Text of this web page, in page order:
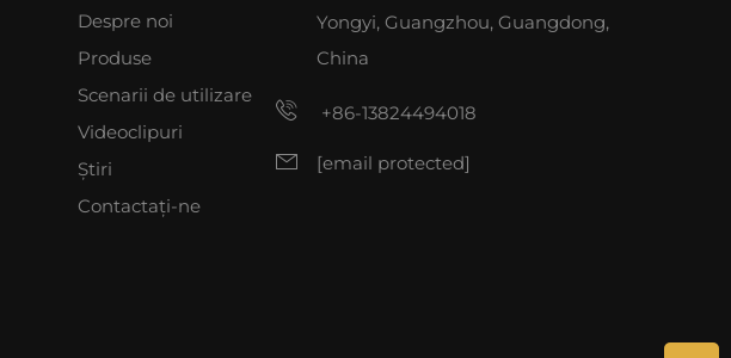
Despre noi
Produse
Scenarii de utilizare
Videoclipuri
Știri
Contactați-ne
Yongyi, Guangzhou, Guangdong,
China
+86-13824494018
[email protected]